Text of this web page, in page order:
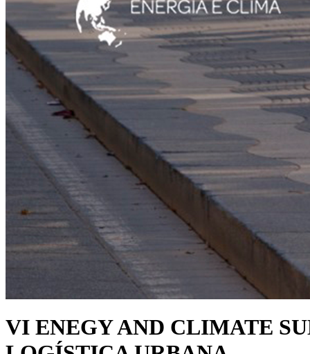
VI ENEGY AND CLIMATE